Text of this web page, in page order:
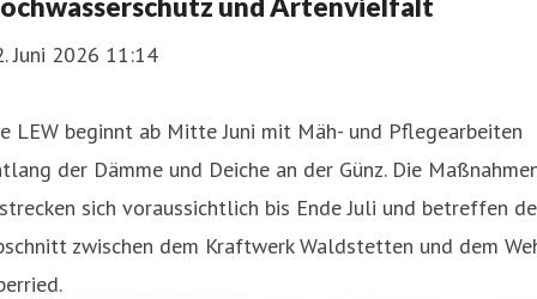
und Artenvielfalt
Juni 2026 11:14
LEW beginnt ab Mitte Juni mit Mäh- und Pflegearbeiten
der Dämme und Deiche an der Günz. Die
sich voraussichtlich bis Ende Juli und betreffen
zwischen dem Kraftwerk Waldstetten und dem